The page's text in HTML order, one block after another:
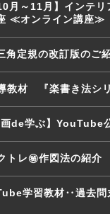
～11月】インテリ
≪オンライン講座≫
定規の改訂版のご
材 『楽書き法シリ
de学ぶ】YouTube
レ㊙作図法の紹介
学習教材‥過去問